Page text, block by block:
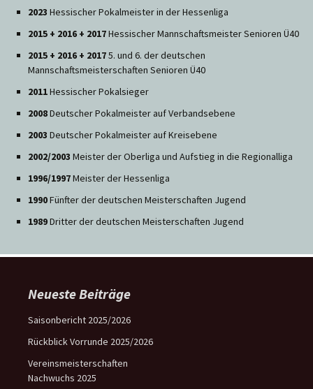
2023 Hessischer Pokalmeister in der Hessenliga
2015 + 2016 + 2017Hessischer Mannschaftsmeister Senioren Ü40
2015 + 2016 + 20175. und 6. der deutschen
Mannschaftsmeisterschaften Senioren Ü40
2011Hessischer Pokalsieger
2008Deutscher Pokalmeister auf Verbandsebene
2003 Deutscher Pokalmeister auf Kreisebene
2002/2003 Meister der Oberliga und Aufstieg in die Regionalliga
1996/1997Meister der Hessenliga
1990Fünfter der deutschen Meisterschaften Jugend
1989Dritter der deutschen Meisterschaften Jugend
Neueste Beiträge
Saisonbericht 2025/2026
Rückblick Vorrunde 2025/2026
Vereinsmeisterschaften
Nachwuchs 2025